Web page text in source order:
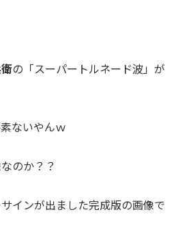
の「スーパートルネード波」が
ないやんｗ
のか？？
インが出ました完成版の画像で